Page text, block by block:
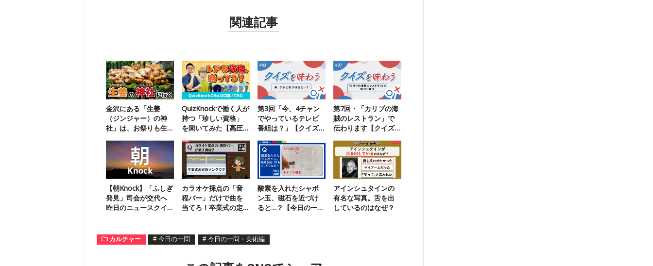
関連記事
金沢にある「生姜
（ジンジャー）の神
社」は、お祭りも生
QuizKnockで働く人が
持つ「珍しい資格」
を聞いてみた【高圧
免状】
第3回「今、4チャン
でやっているテレビ
番組は？」【クイズ
第7回・「カリブの海
賊のレストラン」で
伝わります【クイズ
【朝Knock】「ふしぎ
発見」司会が交代へ
昨日のニュースクイ
カラオケ採点の「音
程バー」だけで曲を
当てろ！卒業式の定
酸素を入れたシャボ
ン玉、磁石を近づけ
ると…？【今日の一
アインシュタインの
有名な写真。舌を出
しているのはなぜ？
カルチャー # 今日の一問 # 今日の一問・美術編